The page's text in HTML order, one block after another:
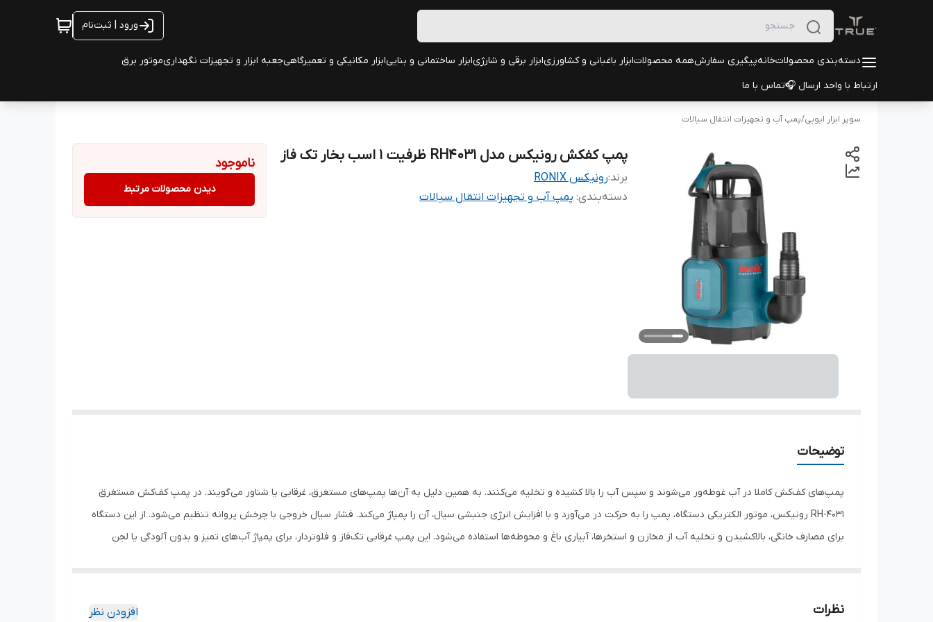
ورود | ثبت‌نام
دسته‌بندی محصولاتخانهپیگیری سفارشهمه محصولاتابزار باغبانی و کشاورزیابزار برقی و شارژیابزار ساختمانی و بناییابزار مکانیکی و تعمیرگاهیجعبه ابزار و تجهیزات نگهداریموتور برق
ارتباط با واحد ارسال 🎧تماس با ما
سوپر ابزار ایوبی/پمپ آب و تجهیزات انتقال سیالات
پمپ کفکش رونیکس مدل RH4031 ظرفیت ۱ اسب بخار تک فاز
برند:رونیکس RONIX
دسته‌بندی: پمپ آب و تجهیزات انتقال سیالات
ناموجود
دیدن محصولات مرتبط
توضیحات
پمپ‌های کف‌کش کاملا در آب غوطه‌ور می‌شوند و سپس آب را بالا کشیده و تخلیه می‌کنند. به همین دلیل به آن‌ها پمپ‌های مستغرق، غرقابی یا شناور می‌گویند. در پمپ‌ کف‌کش مستغرق
RH-4031 رونیکس، موتور الکتریکی دستگاه، پمپ را به حرکت در می‌آورد و با افزایش انرژی جنبشی سیال، آن را پمپاژ می‌کند. فشار سیال خروجی با چرخش پروانه تنظیم می‌شود. از این دستگاه
برای مصارف خانگی، بالاکشیدن و تخلیه آب از مخازن و استخرها، آبیاری باغ و محوطه‌ها استفاده می‌شود. این پمپ غرقابی تک‌فاز و فلوتردار، برای پمپاژ آب‌های تمیز و بدون آلودگی یا لجن
۲۲۰-۲۴۰ولت
نظرات افزودن نظر